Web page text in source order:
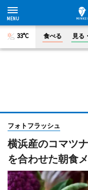
33°C 食べる 見る
フォトフラッシュ
横浜産のコマツ
を合わせた朝食